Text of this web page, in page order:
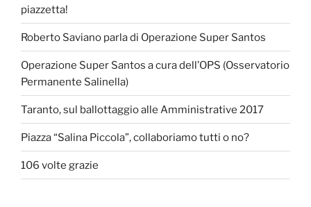
piazzetta!
Roberto Saviano parla di Operazione Super Santos
Operazione Super Santos a cura dell’OPS (Osservatorio
Permanente Salinella)
Taranto, sul ballottaggio alle Amministrative 2017
Piazza “Salina Piccola”, collaboriamo tutti o no?
106 volte grazie